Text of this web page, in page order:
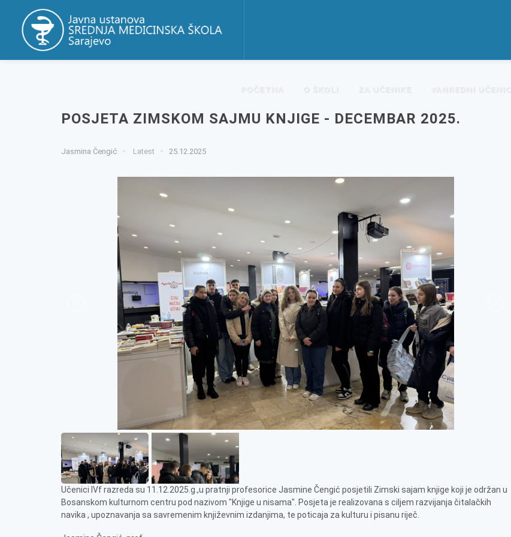
POČETNA O ŠKOLI ZA UČENIKE VANREDNI UČENICI
POSJETA ZIMSKOM SAJMU KNJIGE - DECEMBAR 2025.
Jasmina Čengić Latest 25.12.2025
Učenici IVf razreda su 11.12.2025.g.,u pratnji profesorice Jasmine Čengić posjetili Zimski sajam knjige koji je održan u
Bosanskom kulturnom centru pod nazivom "Knjige u nisama". Posjeta je realizovana s ciljem razvijanja čitalačkih
navika , upoznavanja sa savremenim književnim izdanjima, te poticaja za kulturu i pisanu riječ.